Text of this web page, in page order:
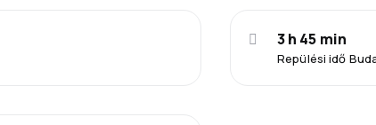
Repülési idő
3 h 45 min